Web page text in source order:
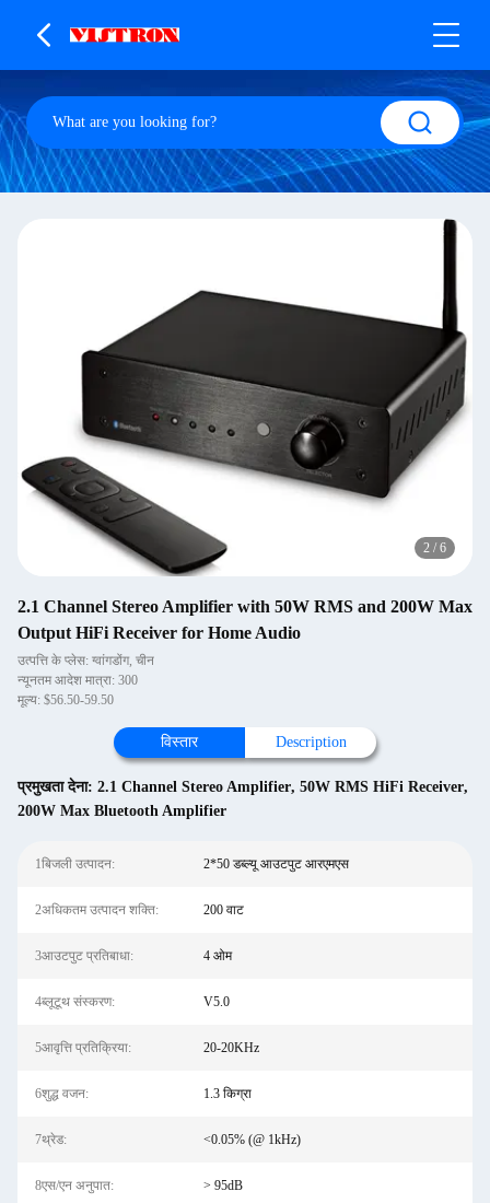
2 / 6
2.1 Channel Stereo Amplifier with 50W RMS and 200W Max
Output HiFi Receiver for Home Audio
उत्पत्ति के प्लेस: ग्वांगडोंग, चीन
न्यूनतम आदेश मात्रा: 300
मूल्य: $56.50-59.50
विस्तार Description
प्रमुखता देना: 2.1 Channel Stereo Amplifier, 50W RMS HiFi Receiver,
200W Max Bluetooth Amplifier
1बिजली उत्पादन: 2*50 डब्ल्यू आउटपुट आरएमएस
2अधिकतम उत्पादन शक्ति: 200 वाट
3आउटपुट प्रतिबाधा: 4 ओम
4ब्लूटूथ संस्करण: V5.0
5आवृत्ति प्रतिक्रिया: 20-20KHz
6शुद्ध वजन: 1.3 किग्रा
7थ्रेड: <0.05% (@ 1kHz)
8एस/एन अनुपात: > 95dB